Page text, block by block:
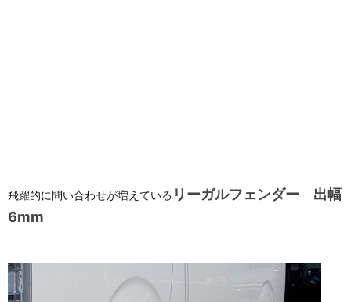
飛躍的に問い合わせが増えている リーガルフェンダー 出幅
6mm